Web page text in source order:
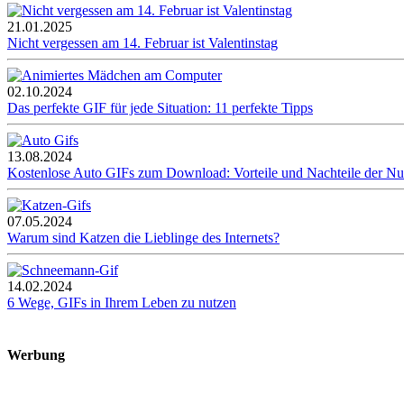
21.01.2025
Nicht vergessen am 14. Februar ist Valentinstag
02.10.2024
Das perfekte GIF für jede Situation: 11 perfekte Tipps
13.08.2024
Kostenlose Auto GIFs zum Download: Vorteile und Nachteile der
07.05.2024
Warum sind Katzen die Lieblinge des Internets?
14.02.2024
6 Wege, GIFs in Ihrem Leben zu nutzen
Werbung